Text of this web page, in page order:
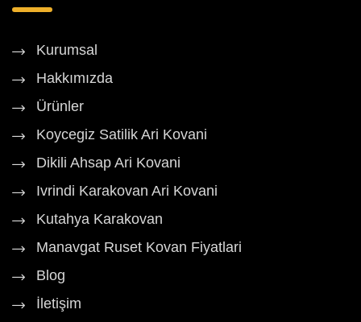
Kurumsal
Hakkımızda
Ürünler
Koycegiz Satilik Ari Kovani
Dikili Ahsap Ari Kovani
Ivrindi Karakovan Ari Kovani
Kutahya Karakovan
Manavgat Ruset Kovan Fiyatlari
Blog
İletişim